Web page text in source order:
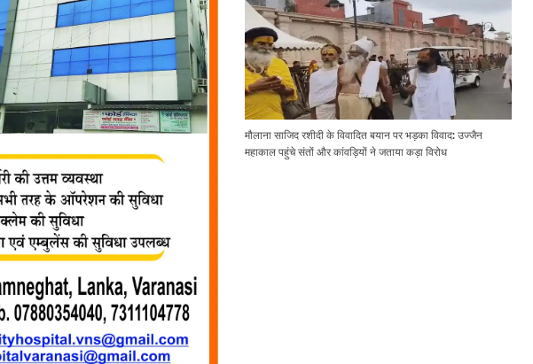
मौलाना साजिद रशीदी के विवादित बयान पर भड़का विवाद: उज्जैन
महाकाल पहुंचे संतों और कांवड़ियों ने जताया कड़ा विरोध